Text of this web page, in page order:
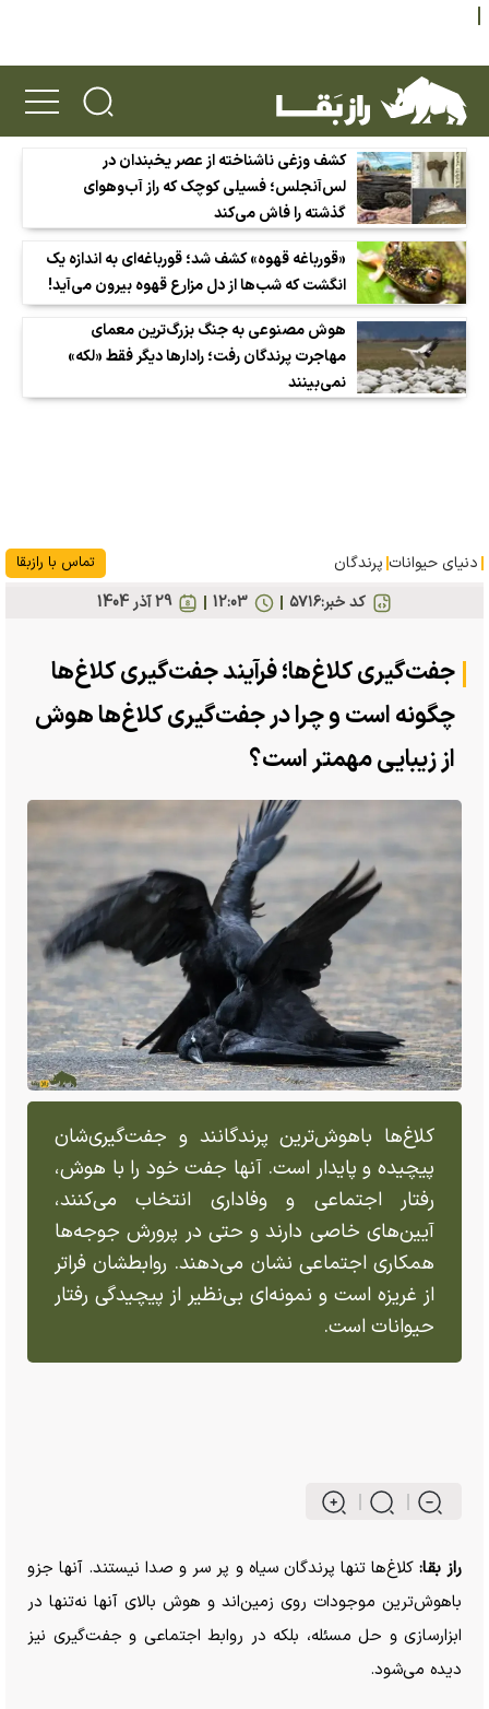
کشف وزغی ناشناخته از عصر یخبندان در
لس‌آنجلس؛ فسیلی کوچک که راز آب‌وهوای
گذشته را فاش می‌کند
«قورباغه قهوه» کشف شد؛ قورباغه‌ای به اندازه یک
انگشت که شب‌ها از دل مزارع قهوه بیرون می‌آید!
هوش مصنوعی به جنگ بزرگ‌ترین معمای
مهاجرت پرندگان رفت؛ رادارها دیگر فقط «لکه»
نمی‌بینند
دنیای حیوانات پرندگان تماس با رازبقا
کد خبر:۵۷۱۶ 29 آذر 1404 12:03
جفت‌گیری کلاغ‌ها؛ فرآیند جفت‌گیری کلاغ‌ها
چگونه است و چرا در جفت‌گیری کلاغ‌ها هوش
از زیبایی مهمتر است؟
کلاغ‌ها باهوش‌ترین پرندگانند و جفت‌گیری‌شان
پیچیده و پایدار است. آنها جفت خود را با هوش،
رفتار اجتماعی و وفاداری انتخاب می‌کنند،
آیین‌های خاصی دارند و حتی در پرورش جوجه‌ها
همکاری اجتماعی نشان می‌دهند. روابطشان فراتر
از غریزه است و نمونه‌ای بی‌نظیر از پیچیدگی رفتار
حیوانات است.
راز بقا: کلاغ‌ها تنها پرندگان سیاه و پر سر و صدا نیستند. آنها جزو
باهوش‌ترین موجودات روی زمین‌اند و هوش بالای آنها نه‌تنها در
ابزارسازی و حل مسئله، بلکه در روابط اجتماعی و جفت‌گیری نیز
دیده می‌شود.